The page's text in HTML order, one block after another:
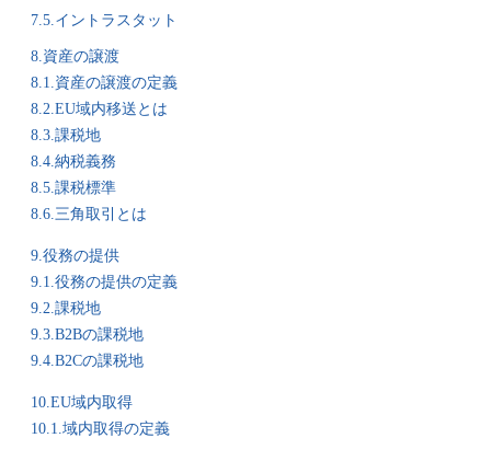
7.5.イントラスタット
8.資産の譲渡
8.1.資産の譲渡の定義
8.2.EU域内移送とは
8.3.課税地
8.4.納税義務
8.5.課税標準
8.6.三角取引とは
9.役務の提供
9.1.役務の提供の定義
9.2.課税地
9.3.B2Bの課税地
9.4.B2Cの課税地
10.EU域内取得
10.1.域内取得の定義